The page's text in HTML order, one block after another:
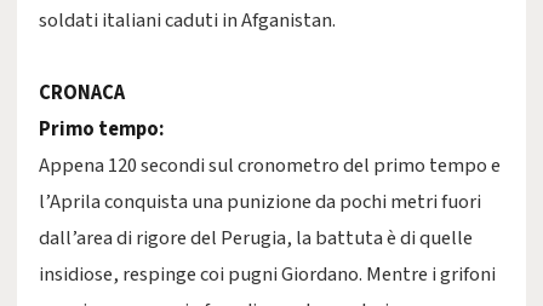
soldati italiani caduti in Afganistan.
CRONACA
Primo tempo:
Appena 120 secondi sul cronometro del primo tempo e
l’Aprila conquista una punizione da pochi metri fuori
dall’area di rigore del Perugia, la battuta è di quelle
insidiose, respinge coi pugni Giordano. Mentre i grifoni